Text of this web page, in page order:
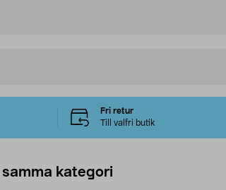
Fri retur
Till valfri butik
kategori